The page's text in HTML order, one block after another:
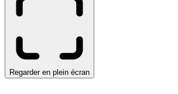
Regarder en plein écran